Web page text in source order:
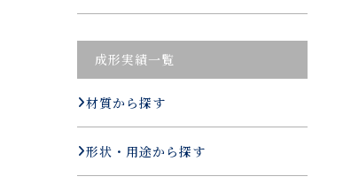
成形実績一覧
材質から探す
形状・用途から探す